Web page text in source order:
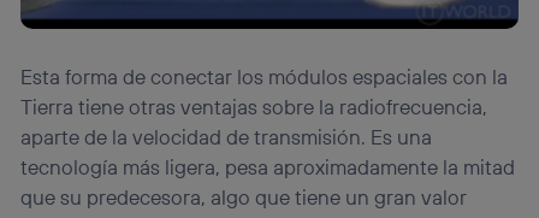
Esta forma de conectar los módulos espaciales con la
Tierra tiene otras ventajas sobre la radiofrecuencia,
aparte de la velocidad de transmisión. Es una
tecnología más ligera, pesa aproximadamente la mitad
que su predecesora, algo que tiene un gran valor